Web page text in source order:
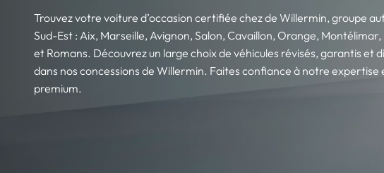
Trouvez votre voiture d’occasion certifiée chez de Willermin, groupe
Sud-Est : Aix, Marseille, Avignon, Salon, Cavaillon, Orange,
et Romans. Découvrez un large choix de véhicules révisés, garantis et
dans nos concessions de Willermin. Faites confiance à notre expertise
premium.